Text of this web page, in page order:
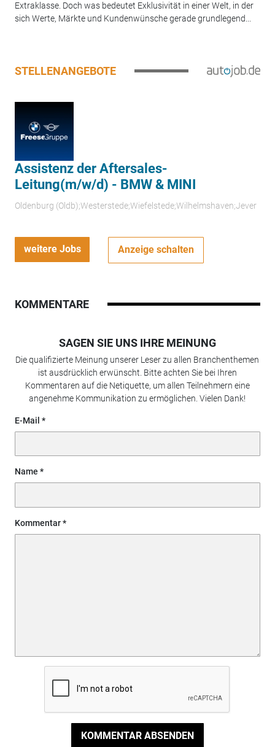
Extraklasse. Doch was bedeutet Exklusivität in einer Welt, in der
sich Werte, Märkte und Kundenwünsche gerade grundlegend...
STELLENANGEBOTE
Assistenz der Aftersales-
Leitung(m/w/d) - BMW & MINI
Oldenburg (Oldb);Westerstede;Wiefelstede;Wilhelmshaven;Jever
weitere Jobs Anzeige schalten
KOMMENTARE
SAGEN SIE UNS IHRE MEINUNG
Die qualifizierte Meinung unserer Leser zu allen Branchenthemen
ist ausdrücklich erwünscht. Bitte achten Sie bei Ihren
Kommentaren auf die Netiquette, um allen Teilnehmern eine
angenehme Kommunikation zu ermöglichen. Vielen Dank!
E-Mail
Name
Kommentar
KOMMENTAR ABSENDEN